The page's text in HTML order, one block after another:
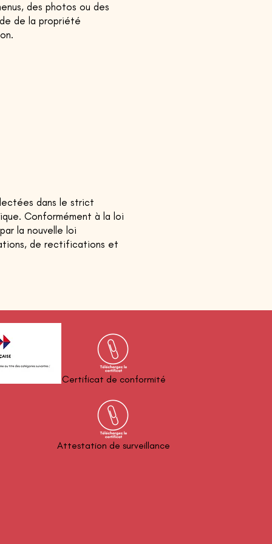
des photos ou des
de la propriété
dans le strict
Conformément à la loi
la nouvelle loi
de rectifications et
Certificat de conformité
Attestation de surveillance